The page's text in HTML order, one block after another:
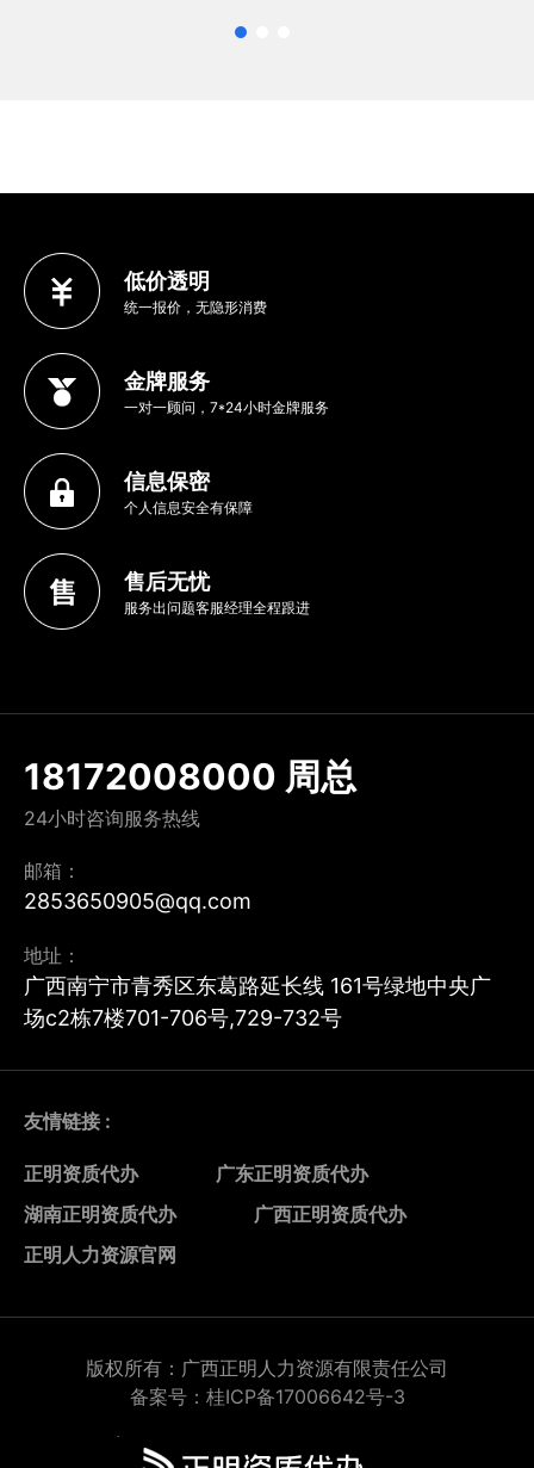
低价透明
统一报价，无隐形消费
金牌服务
一对一顾问，7*24小时金牌服务
信息保密
个人信息安全有保障
售后无忧
服务出问题客服经理全程跟进
18172008000 周总
24小时咨询服务热线
邮箱：
2853650905@qq.com
地址：
广西南宁市青秀区东葛路延长线 161号绿地中央广
场c2栋7楼701-706号,729-732号
友情链接 :
正明资质代办
广东正明资质代办
湖南正明资质代办
广西正明资质代办
正明人力资源官网
版权所有：广西正明人力资源有限责任公司
备案号：桂ICP备17006642号-3